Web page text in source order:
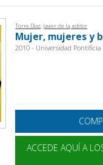
Torre Díaz, Javier de la, editor
Mujer, mujeres y
2010 - Universidad
ACCEDE AQUÍ A